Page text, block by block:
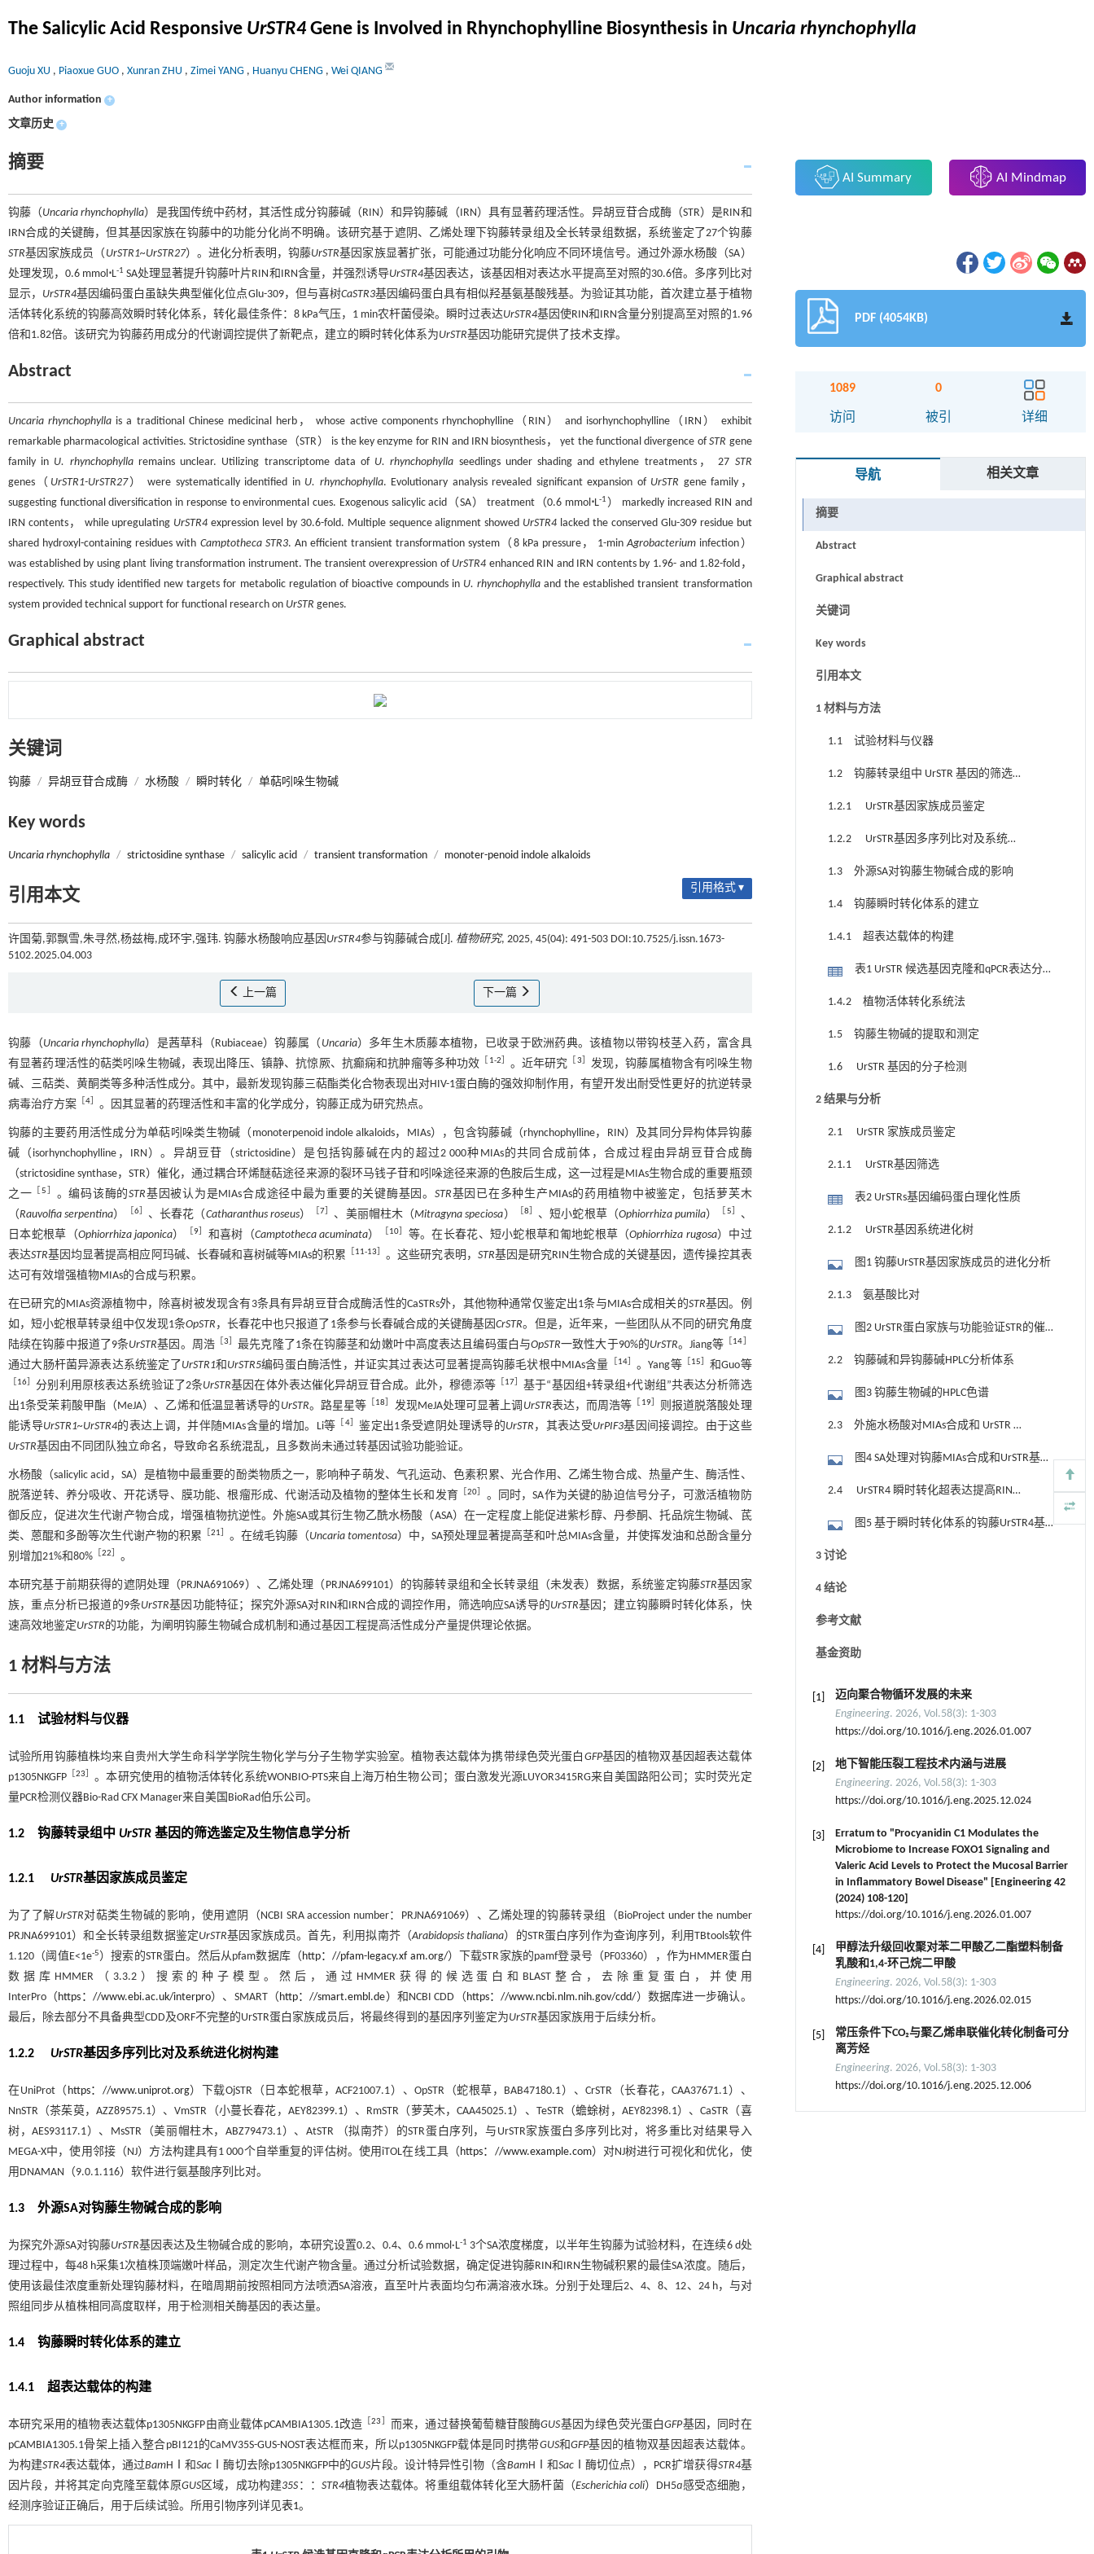
The Salicylic Acid Responsive UrSTR4Gene is Involved in Rhynchophylline Biosynthesis in Uncaria rhynchophylla
Guoju XU , Piaoxue GUO , Xunran ZHU , Zimei YANG , Huanyu CHENG , Wei QIANG
Author information +
文章历史 +
摘要
钩藤（Uncaria rhynchophylla）是我国传统中药材，其活性成分钩藤碱（RIN）和异钩藤碱（IRN）具有显著药理活性。异胡豆苷合成酶（STR）是RIN和
IRN合成的关键酶，但其基因家族在钩藤中的功能分化尚不明确。该研究基于遮阴、乙烯处理下钩藤转录组及全长转录组数据，系统鉴定了27个钩藤
STR基因家族成员（ UrSTR1~UrSTR27）。进化分析表明，钩藤UrSTR基因家族显著扩张，可能通过功能分化响应不同环境信号。通过外源水杨酸（SA）
处理发现，0.6 mmol⋅L-1 SA处理显著提升钩藤叶片RIN和IRN含量，并强烈诱导UrSTR4基因表达，该基因相对表达水平提高至对照的30.6倍。多序列比对
显示， UrSTR4基因编码蛋白虽缺失典型催化位点Glu-309，但与喜树CaSTR3基因编码蛋白具有相似羟基氨基酸残基。为验证其功能，首次建立基于植物
活体转化系统的钩藤高效瞬时转化体系，转化最佳条件：8 kPa气压，1 min农杆菌侵染。瞬时过表达UrSTR4基因使RIN和IRN含量分别提高至对照的1.96
倍和1.82倍。该研究为钩藤药用成分的代谢调控提供了新靶点，建立的瞬时转化体系为UrSTR基因功能研究提供了技术支撑。
Abstract
Uncaria rhynchophylla is a traditional Chinese medicinal herb， whose active components rhynchophylline（RIN） and isorhynchophylline（IRN） exhibit
remarkable pharmacological activities. Strictosidine synthase（STR） is the key enzyme for RIN and IRN biosynthesis， yet the functional divergence ofSTR gene
family in U. rhynchophyllaremains unclear. Utilizing transcriptome data of U. rhynchophylla seedlings under shading and ethylene treatments， 27 STR
genes（ UrSTR1-UrSTR27） were systematically identified in U. rhynchophylla. Evolutionary analysis revealed significant expansion of UrSTR gene family，
suggesting functional diversification in response to environmental cues. Exogenous salicylic acid（SA） treatment（0.6 mmol⋅L-1 ） markedly increased RIN and
IRN contents， while upregulating UrSTR4 expression level by 30.6-fold. Multiple sequence alignment showed UrSTR4 lacked the conserved Glu-309 residue but
shared hydroxyl-containing residues with Camptotheca STR3. An efficient transient transformation system（8 kPa pressure， 1-minAgrobacterium infection）
was established by using plant living transformation instrument. The transient overexpression of UrSTR4 enhanced RIN and IRN contents by 1.96- and 1.82-fold，
respectively. This study identified new targets for metabolic regulation of bioactive compounds in U. rhynchophylla and the established transient transformation
system provided technical support for functional research on UrSTR genes.
Graphical abstract
关键词
钩藤 / 异胡豆苷合成酶 / 水杨酸 / 瞬时转化 / 单萜吲哚生物碱
Key words
Uncaria rhynchophylla / strictosidine synthase / salicylic acid / transient transformation / monoter-penoid indole alkaloids
引用本文 引用格式 ▾
许国菊,郭飘雪,朱寻然,杨兹梅,成环宇,强玮. 钩藤水杨酸响应基因 UrSTR4参与钩藤碱合成[J]. 植物研究, 2025, 45(04): 491-503 DOI:10.7525/j.issn.1673-
5102.2025.04.003
上一篇 下一篇
钩藤（Uncaria rhynchophylla）是茜草科（Rubiaceae）钩藤属（ Uncaria）多年生木质藤本植物，已收录于欧洲药典。该植物以带钩枝茎入药，富含具
有显著药理活性的萜类吲哚生物碱，表现出降压、镇静、抗惊厥、抗癫痫和抗肿瘤等多种功效
1-2 。近年研究 3
发现，钩藤属植物含有吲哚生物
碱、三萜类、黄酮类等多种活性成分。其中，最新发现钩藤三萜酯类化合物表现出对HIV-1蛋白酶的强效抑制作用，有望开发出耐受性更好的抗逆转录
病毒治疗方案
4 。因其显著的药理活性和丰富的化学成分，钩藤正成为研究热点。
钩藤的主要药用活性成分为单萜吲哚类生物碱（monoterpenoid indole alkaloids，MIAs），包含钩藤碱（rhynchophylline，RIN）及其同分异构体异钩藤
碱（isorhynchophylline，IRN）。异胡豆苷（strictosidine）是包括钩藤碱在内的超过2 000种MIAs的共同合成前体，合成过程由异胡豆苷合成酶
（strictosidine synthase，STR）催化，通过耦合环烯醚萜途径来源的裂环马钱子苷和吲哚途径来源的色胺后生成，这一过程是MIAs生物合成的重要瓶颈
之一 ［5 。编码该酶的STR基因被认为是MIAs合成途径中最为重要的关键酶基因。 STR基因已在多种生产MIAs的药用植物中被鉴定，包括萝芙木
（Rauvolfia serpentina） 6］ 、长春花（Catharanthus roseus） ［7 、美丽帽柱木（Mitragyna speciosa） 8 、短小蛇根草（Ophiorrhiza pumila） 5
、
日本蛇根草（Ophiorrhiza japonica） ［9 和喜树（Camptotheca acuminata） 10 等。在长春花、短小蛇根草和匍地蛇根草（Ophiorrhiza rugosa）中过
表达STR基因均显著提高相应阿玛碱、长春碱和喜树碱等MIAs的积累 11-13 。这些研究表明， STR基因是研究RIN生物合成的关键基因，遗传操控其表
达可有效增强植物MIAs的合成与积累。
在已研究的MIAs资源植物中，除喜树被发现含有3条具有异胡豆苷合成酶活性的CaSTRs外，其他物种通常仅鉴定出1条与MIAs合成相关的STR基因。例
如，短小蛇根草转录组中仅发现1条OpSTR ，长春花中也只报道了1条参与长春碱合成的关键酶基因CrSTR。但是，近年来，一些团队从不同的研究角度
陆续在钩藤中报道了9条UrSTR基因。周浩［ 3 ］最先克隆了1条在钩藤茎和幼嫩叶中高度表达且编码蛋白与OpSTR一致性大于90%的UrSTR。Jiang等 14
通过大肠杆菌异源表达系统鉴定了 UrSTR1和 UrSTR5编码蛋白酶活性，并证实其过表达可显著提高钩藤毛状根中MIAs含量 14］ 。Yang等［ 15 ］和Guo等
16 ］分别利用原核表达系统验证了2条UrSTR基因在体外表达催化异胡豆苷合成。此外，穆德添等［ 17］ 基于“基因组+转录组+代谢组”共表达分析筛选
出1条受茉莉酸甲酯（MeJA）、乙烯和低温显著诱导的 UrSTR。路星星等 18 发现MeJA处理可显著上调 UrSTR表达，而周浩等 19］
则报道脱落酸处理
能诱导UrSTR1~UrSTR4的表达上调，并伴随MIAs含量的增加。Li等 4］ 鉴定出1条受遮阴处理诱导的UrSTR ，其表达受UrPIF3基因间接调控。由于这些
UrSTR基因由不同团队独立命名，导致命名系统混乱，且多数尚未通过转基因试验功能验证。
水杨酸（salicylic acid，SA）是植物中最重要的酚类物质之一，影响种子萌发、气孔运动、色素积累、光合作用、乙烯生物合成、热量产生、酶活性、
脱落逆转、养分吸收、开花诱导、膜功能、根瘤形成、代谢活动及植物的整体生长和发育 ［20
。同时，SA作为关键的胁迫信号分子，可激活植物防
御反应，促进次生代谢产物合成，增强植物抗逆性。外施SA或其衍生物乙酰水杨酸（ASA）在一定程度上能促进紫杉醇、丹参酮、托品烷生物碱、茋
类、蒽醌和多酚等次生代谢产物的积累
［21 。在绒毛钩藤（Uncaria tomentosa）中，SA预处理显著提高茎和叶总MIAs含量，并使挥发油和总酚含量分
别增加21%和80%
22 。
本研究基于前期获得的遮阴处理（PRJNA691069）、乙烯处理（PRJNA699101）的钩藤转录组和全长转录组（未发表）数据，系统鉴定钩藤STR基因家
族，重点分析已报道的9条UrSTR基因功能特征；探究外源SA对RIN和IRN合成的调控作用，筛选响应SA诱导的UrSTR基因；建立钩藤瞬时转化体系，快
速高效地鉴定UrSTR 的功能，为阐明钩藤生物碱合成机制和通过基因工程提高活性成分产量提供理论依据。
1 材料与方法
1.1 试验材料与仪器
试验所用钩藤植株均来自贵州大学生命科学学院生物化学与分子生物学实验室。植物表达载体为携带绿色荧光蛋白 GFP基因的植物双基因超表达载体
p1305NKGFP ［23
。本研究使用的植物活体转化系统WONBIO-PTS来自上海万柏生物公司；蛋白激发光源LUYOR3415RG来自美国路阳公司；实时荧光定
量PCR检测仪器Bio-Rad CFX Manager来自美国BioRad伯乐公司。
1.2 钩藤转录组中 UrSTR 基因的筛选鉴定及生物信息学分析
1.2.1 UrSTR基因家族成员鉴定
为了了解UrSTR对萜类生物碱的影响，使用遮阴（NCBI SRA accession number：PRJNA691069）、乙烯处理的钩藤转录组（BioProject under the number
PRJNA699101）和全长转录组数据鉴定UrSTR基因家族成员。首先，利用拟南芥（Arabidopsis thaliana）的STR蛋白序列作为查询序列，利用TBtools软件
1.120（阈值E<1e-5）搜索的STR蛋白。然后从pfam数据库（http：//pfam-legacy.xf am.org/）下载STR家族的pamf登录号（PF03360），作为HMMER蛋白
数据库HMMER（3.3.2）搜索的种子模型。然后，通过HMMER获得的候选蛋白和BLAST整合，去除重复蛋白，并使用
InterPro（https：//www.ebi.ac.uk/interpro）、SMART（http：//smart.embl.de）和NCBI CDD（https：//www.ncbi.nlm.nih.gov/cdd/）数据库进一步确认。
最后，除去部分不具备典型CDD及ORF不完整的UrSTR蛋白家族成员后，将最终得到的基因序列鉴定为UrSTR基因家族用于后续分析。
1.2.2 UrSTR基因多序列比对及系统进化树构建
在UniProt（ https：//www.uniprot.org）下载OjSTR（日本蛇根草，ACF21007.1）、OpSTR（蛇根草，BAB47180.1）、CrSTR（长春花，CAA37671.1）、
NnSTR（茶茱萸，AZZ89575.1）、VmSTR（小蔓长春花，AEY82399.1）、RmSTR（萝芙木，CAA45025.1）、TeSTR（蟾蜍树，AEY82398.1）、CaSTR（喜
树，AES93117.1）、MsSTR（美丽帽柱木，ABZ79473.1）、AtSTR （拟南芥）的STR蛋白序列，与UrSTR家族蛋白多序列比对，将多重比对结果导入
MEGA-X中，使用邻接（NJ）方法构建具有1 000个自举重复的评估树。使用iTOL在线工具（https：//www.example.com）对NJ树进行可视化和优化，使
用DNAMAN（9.0.1.116）软件进行氨基酸序列比对。
1.3 外源SA对钩藤生物碱合成的影响
为探究外源SA对钩藤UrSTR基因表达及生物碱合成的影响，本研究设置0.2、0.4、0.6 mmol·L-1 3个SA浓度梯度，以半年生钩藤为试验材料，在连续6 d处
理过程中，每48 h采集1次植株顶端嫩叶样品，测定次生代谢产物含量。通过分析试验数据，确定促进钩藤RIN和IRN生物碱积累的最佳SA浓度。随后，
使用该最佳浓度重新处理钩藤材料，在暗周期前按照相同方法喷洒SA溶液，直至叶片表面均匀布满溶液水珠。分别于处理后2、4、8、12、24 h，与对
照组同步从植株相同高度取样，用于检测相关酶基因的表达量。
1.4 钩藤瞬时转化体系的建立
1.4.1 超表达载体的构建
本研究采用的植物表达载体p1305NKGFP由商业载体pCAMBIA1305.1改造 ［23 而来，通过替换葡萄糖苷酸酶GUS基因为绿色荧光蛋白GFP基因，同时在
pCAMBIA1305.1骨架上插入整合pBI121的CaMV35S-GUS-NOST表达框而来，所以p1305NKGFP载体是同时携带GUS和GFP基因的植物双基因超表达载体。
为构建STR4表达载体，通过BamHⅠ和Sac Ⅰ酶切去除p1305NKGFP中的GUS片段。设计特异性引物（含BamHⅠ和Sac Ⅰ酶切位点），PCR扩增获得STR4基
因片段，并将其定向克隆至载体原GUS区域，成功构建35S ：： STR4植物表达载体。将重组载体转化至大肠杆菌（Escherichia coli）DH5ɑ感受态细胞，
经测序验证正确后，用于后续试验。所用引物序列详见表1。
AI Summary AI Mindmap
PDF (4054KB)
1089
访问
0
被引 详细
导航 相关文章
摘要
Abstract
Graphical abstract
关键词
Key words
引用本文
1 材料与方法
1.1 试验材料与仪器
1.2 钩藤转录组中 UrSTR 基因的筛选鉴
1.2.1 UrSTR基因家族成员鉴定
1.2.2 UrSTR基因多序列比对及系统进
1.3 外源SA对钩藤生物碱合成的影响
1.4 钩藤瞬时转化体系的建立
1.4.1 超表达载体的构建
表1 UrSTR 候选基因克隆和qPCR表达分
1.4.2 植物活体转化系统法
1.5 钩藤生物碱的提取和测定
1.6 UrSTR 基因的分子检测
2 结果与分析
2.1 UrSTR 家族成员鉴定
2.1.1 UrSTR基因筛选
表2 UrSTRs基因编码蛋白理化性质
2.1.2 UrSTR基因系统进化树
图1 钩藤UrSTR基因家族成员的进化分析
2.1.3 氨基酸比对
图2 UrSTR蛋白家族与功能验证STR的催
2.2 钩藤碱和异钩藤碱HPLC分析体系
图3 钩藤生物碱的HPLC色谱
2.3 外施水杨酸对MIAs合成和 UrSTR 表
图4 SA处理对钩藤MIAs合成和UrSTR基因
2.4 UrSTR4 瞬时转化超表达提高RIN和
图5 基于瞬时转化体系的钩藤UrSTR4基
因功能验证
3 讨论
4 结论
参考文献
基金资助
[1]
迈向聚合物循环发展的未来
Engineering. 2026, Vol.58(3): 1-303
https://doi.org/10.1016/j.eng.2026.01.007
[2]
地下智能压裂工程技术内涵与进展
Engineering. 2026, Vol.58(3): 1-303
https://doi.org/10.1016/j.eng.2025.12.024
[3]
Erratum to "Procyanidin C1 Modulates the
Microbiome to Increase FOXO1 Signaling and
Valeric Acid Levels to Protect the Mucosal Barrier
in Inflammatory Bowel Disease" [Engineering 42
(2024) 108-120]
https://doi.org/10.1016/j.eng.2026.01.007
[4]
甲醇法升级回收聚对苯二甲酸乙二酯塑料制备
乳酸和1,4-环己烷二甲酸
Engineering. 2026, Vol.58(3): 1-303
https://doi.org/10.1016/j.eng.2026.02.015
[5]
常压条件下CO₂与聚乙烯串联催化转化制备可分
离芳烃
Engineering. 2026, Vol.58(3): 1-303
https://doi.org/10.1016/j.eng.2025.12.006